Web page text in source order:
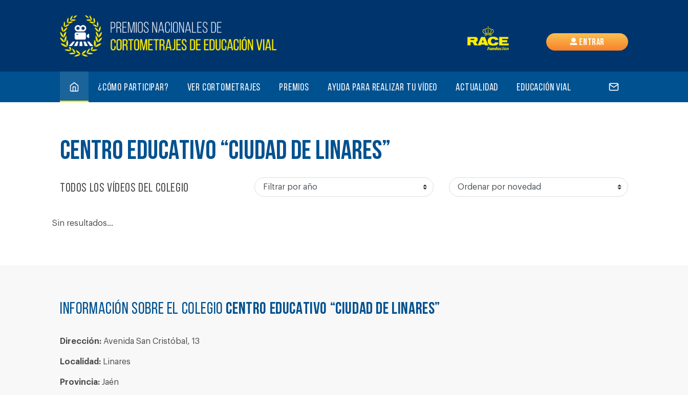
Entrar
¿Cómo participar? Ver cortometrajes Premios Ayuda para realizar tu vídeo Actualidad Educación vial
CENTRO EDUCATIVO “CIUDAD DE LINARES”
Todos los vídeos del colegio
Sin resultados...
Información sobre el colegio CENTRO EDUCATIVO “CIUDAD DE LINARES”
Dirección: Avenida San Cristóbal, 13
Localidad: Linares
Provincia: Jaén